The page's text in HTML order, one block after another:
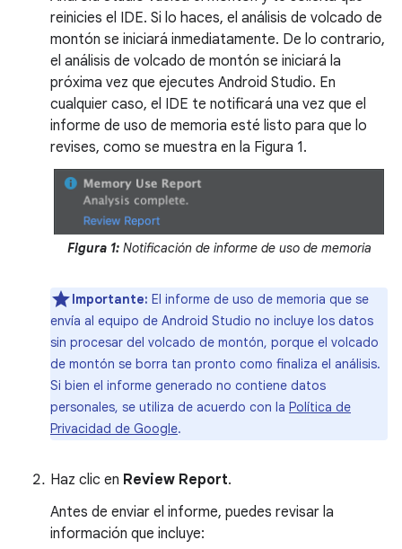
reinicies el IDE. Si lo haces, el análisis de volcado de
montón se iniciará inmediatamente. De lo contrario,
el análisis de volcado de montón se iniciará la
próxima vez que ejecutes Android Studio. En
cualquier caso, el IDE te notificará una vez que el
informe de uso de memoria esté listo para que lo
revises, como se muestra en la Figura 1.
Figura 1:Notificación de informe de uso de memoria
Importante: El informe de uso de memoria que se
envía al equipo de Android Studio no incluye los datos
sin procesar del volcado de montón, porque el volcado
de montón se borra tan pronto como finaliza el análisis.
Si bien el informe generado no contiene datos
personales, se utiliza de acuerdo con la Política de
Privacidad de Google.
Haz clic en Review Report.
Antes de enviar el informe, puedes revisar la
información que incluye: